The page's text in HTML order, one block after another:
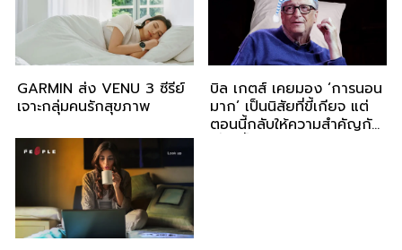
GARMIN ส่ง VENU 3 ซีรีย์
เจาะกลุ่มคนรักสุขภาพ
บิล เกตส์ เคยมอง ‘การนอน
มาก’ เป็นนิสัยที่ขี้เกียจ แต่
ตอนนี้กลับให้ความสำคัญกับ